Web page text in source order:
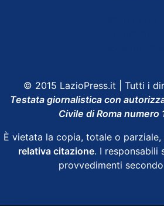
© 2015 LazioPress.it | Tutti i
Testata giornalistica con
Civile di Roma numero
È vietata la copia, totale o
relativa citazione. I responsabili
provvedimenti